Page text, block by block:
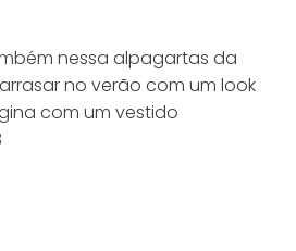
nessa alpagartas da
no verão com um look
com um vestido